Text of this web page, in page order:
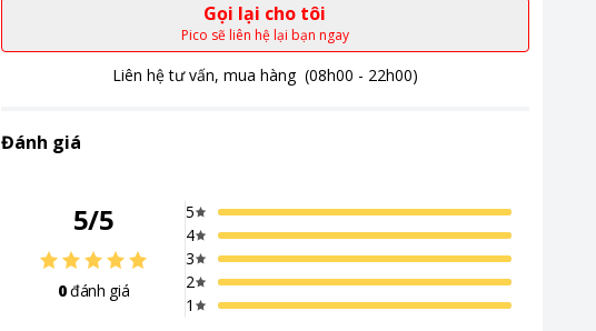
Gọi lại cho tôi
Pico sẽ liên hệ lại bạn ngay
Liên hệ tư vấn, mua hàng (08h00 - 22h00)
Đánh giá
5/5
0đánh giá
5
4
3
2
1